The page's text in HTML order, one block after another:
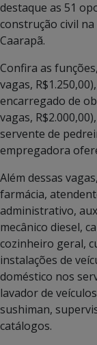
destaque as 51
construção civil
Caarapã.
Confira as
vagas,
encarregado de
vagas,
servente de
empregadora
Além dessas
farmácia,
administrativo,
mecânico diesel,
cozinheiro geral,
instalações de
doméstico nos
lavador de
sushiman,
catálogos.